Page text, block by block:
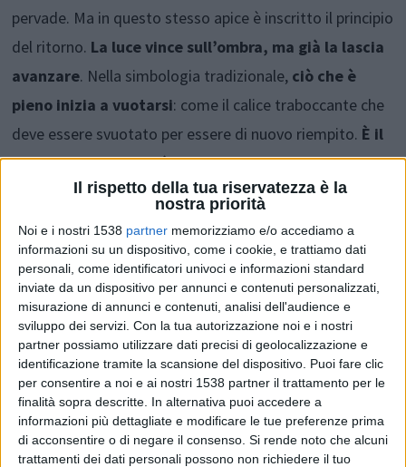
Il rispetto della tua riservatezza è la
nostra priorità
Noi e i nostri 1538 partner memorizziamo e/o accediamo a
informazioni su un dispositivo, come i cookie, e trattiamo dati
personali, come identificatori univoci e informazioni standard
inviate da un dispositivo per annunci e contenuti personalizzati,
misurazione di annunci e contenuti, analisi dell'audience e
sviluppo dei servizi. Con la tua autorizzazione noi e i nostri
partner possiamo utilizzare dati precisi di geolocalizzazione e
identificazione tramite la scansione del dispositivo. Puoi fare clic
per consentire a noi e ai nostri 1538 partner il trattamento per le
finalità sopra descritte. In alternativa puoi accedere a
informazioni più dettagliate e modificare le tue preferenze prima
di acconsentire o di negare il consenso. Si rende noto che alcuni
trattamenti dei dati personali possono non richiedere il tuo
pervade. Ma in questo stesso apice è inscritto il principio
del ritorno. La luce vince sull’ombra, ma già la lascia
avanzare. Nella simbologia tradizionale, ciò che è
pieno inizia a vuotarsi: come il calice traboccante che
deve essere svuotato per essere di nuovo riempito. È il
tempo della maturità, dell’oro che splende ma non
abbaglia più: tempo della saggezza, della misura dopo
l’espansione.
2. Mitologie della luce: da Apollo a Cristo
Nelpantheonmediterraneo, il solstizio estivo è il regno
delle divinità solari: Apollocon la sua lira d’oro e il carro
che attraversa il cielo; Helios, l’inflessibile testimone;
Horus, occhio solare e custode della giustizia. Anche
Eracle, eroe della forza luminosa, nasce secondo alcuni